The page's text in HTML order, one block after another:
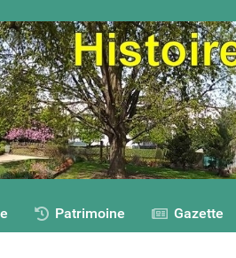
Patrimoine Gazette